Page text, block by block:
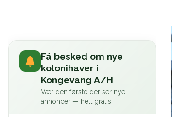
Få besked om nye
kolonihaver i
Kongevang A/H
Vær den første der ser nye
annoncer — helt gratis.